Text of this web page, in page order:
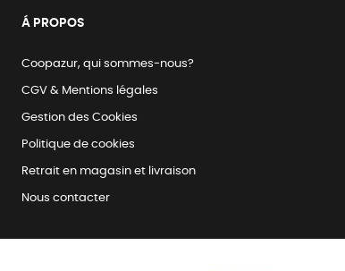
Á PROPOS
Coopazur, qui sommes-nous?
CGV & Mentions légales
Gestion des Cookies
Politique de cookies
Retrait en magasin et livraison
Nous contacter